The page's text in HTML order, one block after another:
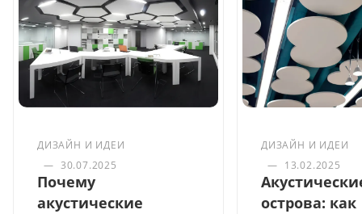
ДИЗАЙН И ИДЕИ
— 30.07.2025
Почему
акустические
ДИЗАЙН И ИДЕИ
— 13.02.2025
острова: как